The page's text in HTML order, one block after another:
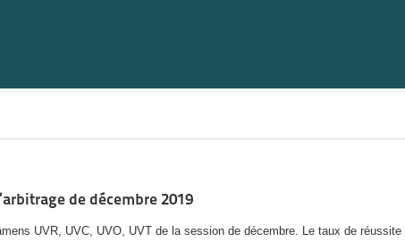
de décembre 2019
UVR, UVC, UVO, UVT de la session de décembre. Le taux de réussite